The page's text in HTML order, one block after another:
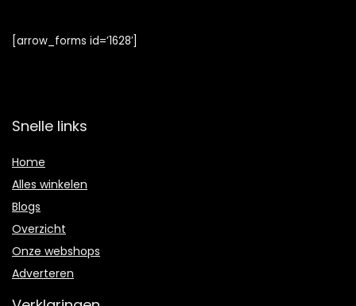
[arrow_forms id=’1628′]
Snelle links
Home
Alles winkelen
Blogs
Overzicht
Onze webshops
Adverteren